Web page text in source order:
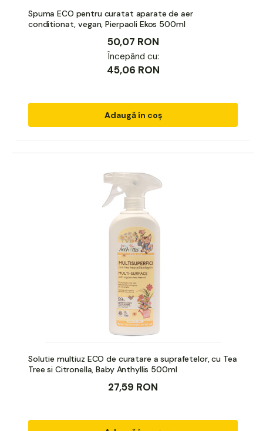
Spuma ECO pentru curatat aparate de aer
conditionat, vegan, Pierpaoli Ekos 500ml
50,07 RON
Începând cu:
45,06 RON
Adaugă în coș
Solutie multiuz ECO de curatare a suprafetelor, cu Tea
Tree si Citronella, Baby Anthyllis 500ml
27,59 RON